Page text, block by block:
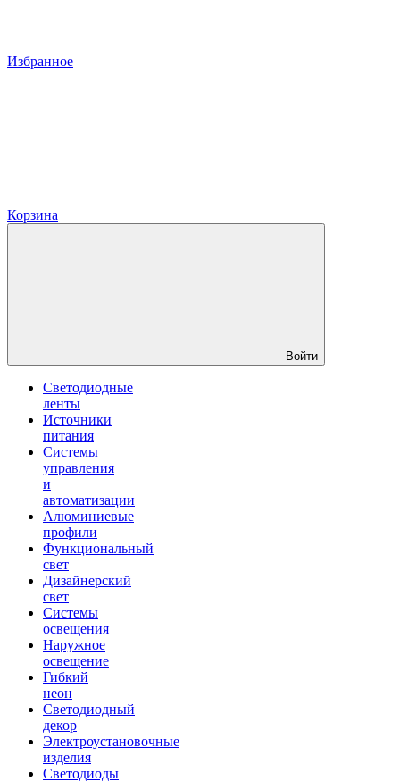
Избранное
Корзина
Войти
Светодиодные
ленты
Источники
питания
Системы
управления
и
автоматизации
Алюминиевые
профили
Функциональный
свет
Дизайнерский
свет
Системы
освещения
Наружное
освещение
Гибкий
неон
Светодиодный
декор
Электроустановочные
изделия
Светодиоды